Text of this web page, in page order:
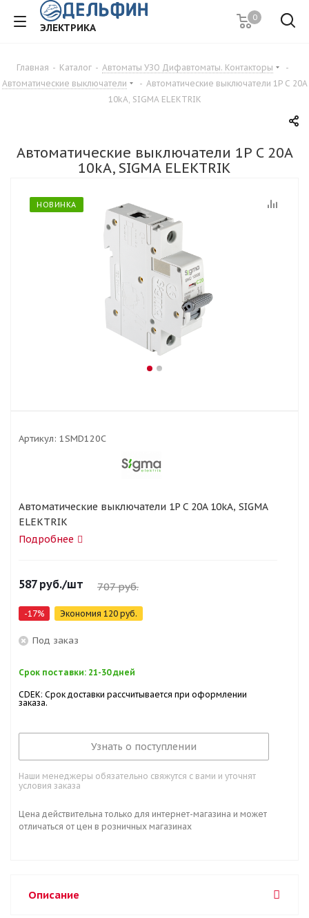
ЭЛЕКТРИКА
0
Главная - Каталог - Автоматы УЗО Дифавтоматы. Контакторы
-
Автоматические выключатели
- Автоматические выключатели 1P C 20A
10kA, SIGMA ELEKTRIK
Автоматические выключатели 1P C 20A
10kA, SIGMA ELEKTRIK
НОВИНКА
Артикул: 1SMD120C
Автоматические выключатели 1P C 20A 10kA, SIGMA
ELEKTRIK
Подробнее
587руб./шт 707руб.
-17% Экономия 120 руб.
Под заказ
Срок поставки: 21-30 дней
CDEK: Срок доставки рассчитывается при оформлении
заказа.
Узнать о поступлении
Наши менеджеры обязательно свяжутся с вами и уточнят
условия заказа
Цена действительна только для интернет-магазина и может
отличаться от цен в розничных магазинах
Описание